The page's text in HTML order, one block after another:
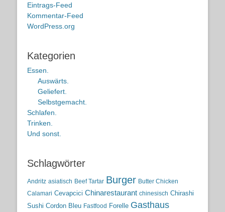
Eintrags-Feed
Kommentar-Feed
WordPress.org
Kategorien
Essen.
Auswärts.
Geliefert.
Selbstgemacht.
Schlafen.
Trinken.
Und sonst.
Schlagwörter
Andritz asiatisch Beef Tartar Burger Butter Chicken
Calamari Cevapcici Chinarestaurant chinesisch Chirashi
Sushi Cordon Bleu Fastfood Forelle Gasthaus